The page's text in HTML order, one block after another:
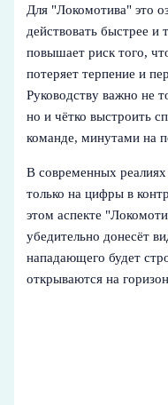
Для "Локомотива" это
действовать быстрее и
повышает риск того,
потеряет терпение и
Руководству важно не
но и чётко выстроить
команде, минутами на
В современных
только на цифры в
этом аспекте
убедительно донесёт
нападающего будет
открываются на